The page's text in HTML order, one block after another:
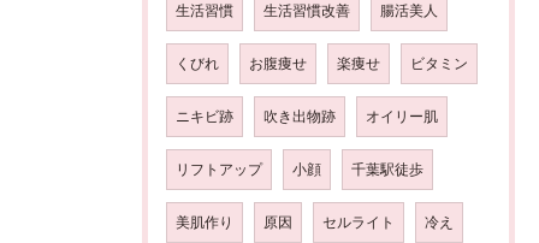
生活習慣 生活習慣改善 腸活美人
くびれ お腹痩せ 楽痩せ ビタミン
ニキビ跡 吹き出物跡 オイリー肌
リフトアップ 小顔 千葉駅徒歩
美肌作り 原因 セルライト 冷え